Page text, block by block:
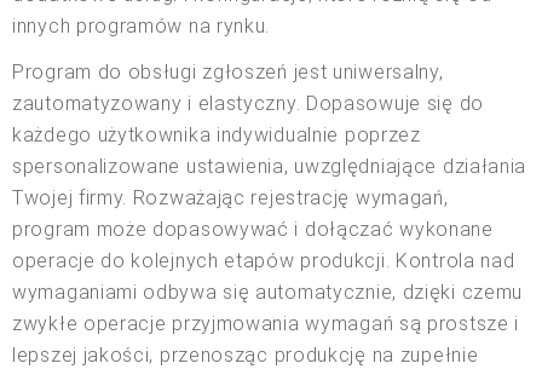
innych programów na rynku.
Program do obsługi zgłoszeń jest uniwersalny,
zautomatyzowany i elastyczny. Dopasowuje się do
każdego użytkownika indywidualnie poprzez
spersonalizowane ustawienia, uwzględniające działania
Twojej firmy. Rozważając rejestrację wymagań,
program może dopasowywać i dołączać wykonane
operacje do kolejnych etapów produkcji. Kontrola nad
wymaganiami odbywa się automatycznie, dzięki czemu
zwykłe operacje przyjmowania wymagań są prostsze i
lepszej jakości, przenosząc produkcję na zupełnie